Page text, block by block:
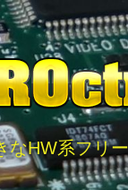
なHW系フリ